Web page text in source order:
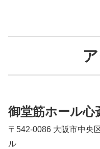
御堂筋ホール心
〒542-0086 大阪市中央
ル